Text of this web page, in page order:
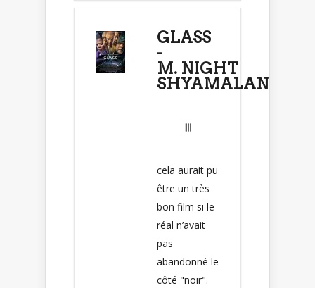
GLASS
-
M. NIGHT
SHYAMALAN
cela aurait pu
être un très
bon film si le
réal n’avait
pas
abandonné le
côté "noir".